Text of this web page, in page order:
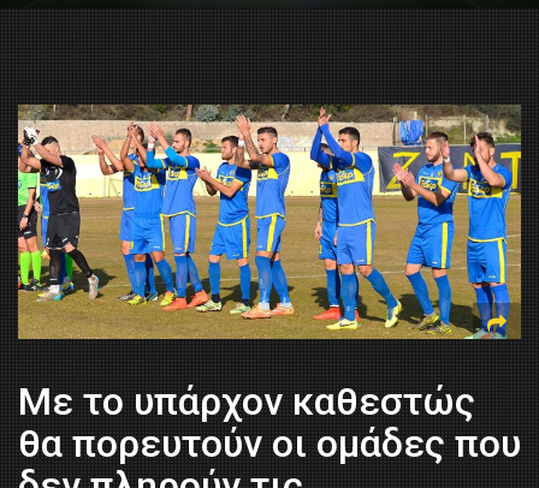
Με το υπάρχον καθεστώς
θα πορευτούν οι ομάδες που